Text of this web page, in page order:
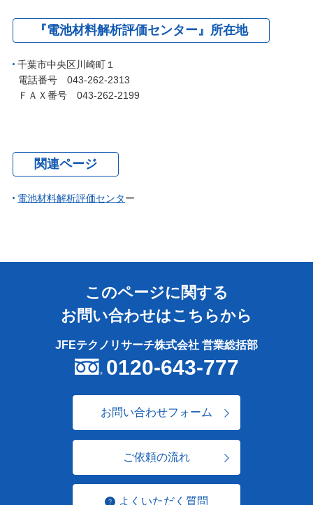
『電池材料解析評価センター』所在地
千葉市中央区川崎町１
電話番号 043-262-2313
ＦＡＸ番号 043-262-2199
関連ページ
電池材料解析評価センター
このページに関する
お問い合わせはこちらから
JFEテクノリサーチ株式会社 営業総括部
0120-643-777
お問い合わせフォーム
ご依頼の流れ
よくいただく質問